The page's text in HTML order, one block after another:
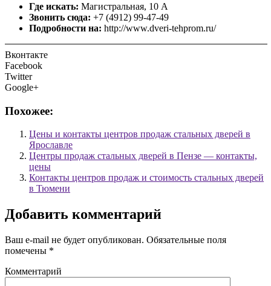
Где искать: Магистральная, 10 А
Звонить сюда: +7 (4912) 99-47-49
Подробности на: http://www.dveri-tehprom.ru/
Вконтакте
Facebook
Twitter
Google+
Похожее:
Цены и контакты центров продаж стальных дверей в
Ярославле
Центры продаж стальных дверей в Пензе — контакты,
цены
Контакты центров продаж и стоимость стальных дверей
в Тюмени
Добавить комментарий
Ваш e-mail не будет опубликован. Обязательные поля
помечены *
Комментарий